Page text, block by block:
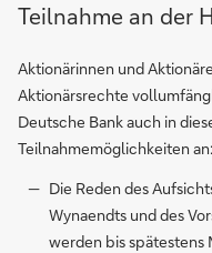
Teilnahme an der
Aktionärinnen und
Aktionärsrechte
Deutsche Bank auch in
Teilnahmemöglichkeiten an:
Die Reden des
Wynaendts und des
werden bis spätestens